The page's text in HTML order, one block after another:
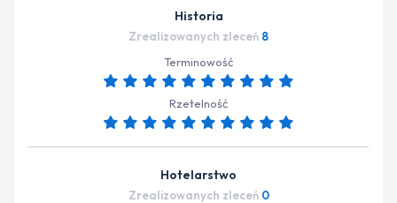
Historia
Zrealizowanych zleceń 8
Terminowość
Rzetelność
Hotelarstwo
Zrealizowanych zleceń 0